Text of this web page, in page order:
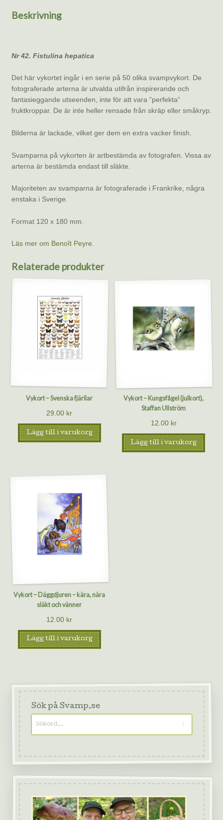
Beskrivning
Nr 42. Fistulina hepatica
Det här vykortet ingår i en serie på 50 olika svampvykort. De
fotograferade arterna är utvalda utifrån inspirerande och
fantasieggande utseenden, inte för att vara ”perfekta”
fruktkroppar. De är inte heller rensade från skräp eller småkryp.
Bilderna är lackade, vilket ger dem en extra vacker finish.
Svamparna på vykorten är artbestämda av fotografen. Vissa av
arterna är bestämda endast till släkte.
Majoriteten av svamparna är fotograferade i Frankrike, några
enstaka i Sverige.
Format 120 x 180 mm.
Läs mer om Benoît Peyre.
Relaterade produkter
Vykort – Svenska fjärilar
29.00 kr
Lägg till i varukorg
Vykort – Kungsfågel (julkort),
Staffan Ullström
12.00 kr
Lägg till i varukorg
Vykort – Däggdjuren – kära, nära
släkt och vänner
12.00 kr
Lägg till i varukorg
Sök på Svamp.se